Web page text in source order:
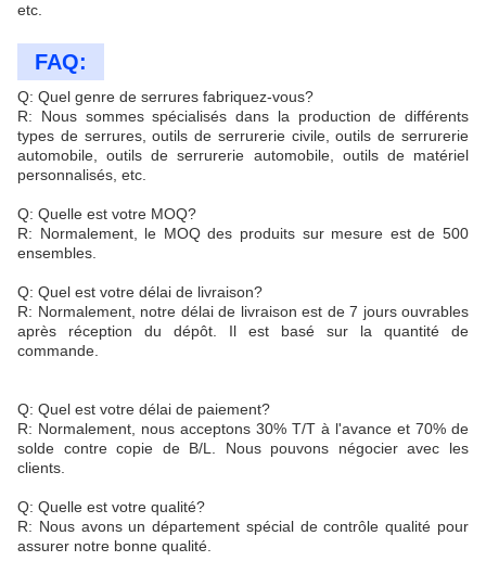
etc.
FAQ:
Q: Quel genre de serrures fabriquez-vous?
R: Nous sommes spécialisés dans la production de différents
types de serrures, outils de serrurerie civile, outils de serrurerie
automobile, outils de serrurerie automobile, outils de matériel
personnalisés, etc.
Q: Quelle est votre MOQ?
R: Normalement, le MOQ des produits sur mesure est de 500
ensembles.
Q: Quel est votre délai de livraison?
R: Normalement, notre délai de livraison est de 7 jours ouvrables
après réception du dépôt. Il est basé sur la quantité de
commande.
Q: Quel est votre délai de paiement?
R: Normalement, nous acceptons 30% T/T à l'avance et 70% de
solde contre copie de B/L. Nous pouvons négocier avec les
clients.
Q: Quelle est votre qualité?
R: Nous avons un département spécial de contrôle qualité pour
assurer notre bonne qualité.